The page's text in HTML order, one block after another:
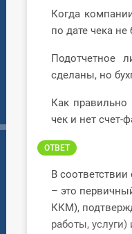
Когда
по дате чека
Подотчетное
сделаны, но
Как правильно
чек и нет счет-
ОТВЕТ
В
– это
ККМ),
работы,